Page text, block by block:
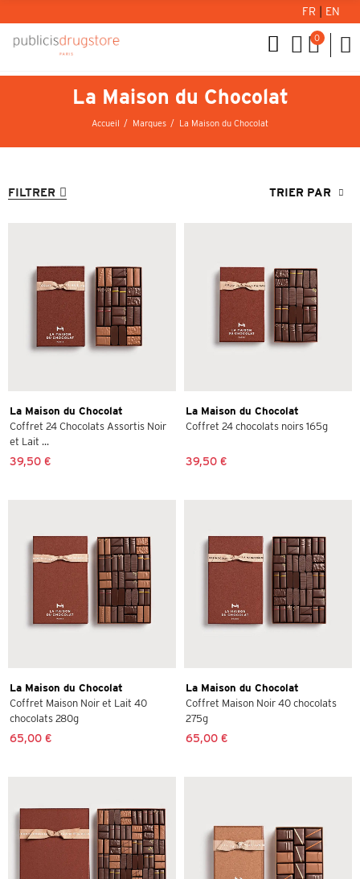
FR EN
0
La Maison du Chocolat
Accueil Marques La Maison du Chocolat
FILTRER TRIER PAR
La Maison du Chocolat
Coffret 24 Chocolats Assortis Noir
et Lait ...
39,50 €
La Maison du Chocolat
Coffret 24 chocolats noirs 165g
39,50 €
La Maison du Chocolat
Coffret Maison Noir et Lait 40
chocolats 280g
65,00 €
La Maison du Chocolat
Coffret Maison Noir 40 chocolats
275g
65,00 €